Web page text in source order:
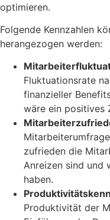
optimieren.
Folgende Kennzahlen
herangezogen werden:
Fluktuationsrate
finanzieller
wäre ein positives
zufrieden die
Anreizen sind und
haben.
Produktivität der